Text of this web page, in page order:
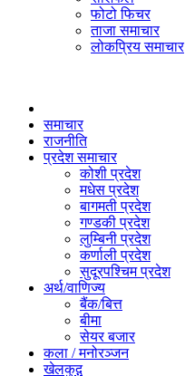
फोटो फिचर
ताजा समाचार
लोकप्रिय समाचार
समाचार
राजनीति
प्रदेश समाचार
कोशी प्रदेश
मधेस प्रदेश
बागमती प्रदेश
गण्डकी प्रदेश
लुम्बिनी प्रदेश
कर्णाली प्रदेश
सुदूरपश्चिम प्रदेश
अर्थ/वाणिज्य
बैंक/बित्त
बीमा
सेयर बजार
कला / मनोरञ्जन
खेलकुद़़